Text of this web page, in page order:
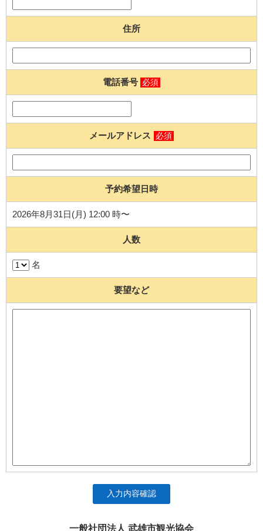
住所
電話番号 必須
メールアドレス 必須
予約希望日時
2026年8月31日(月) 12:00 時〜
人数
名
要望など
入力内容確認
一般社団法人 武雄市観光協会